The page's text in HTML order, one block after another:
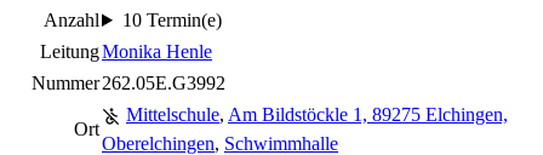
Anzahl
10 Termin(e)
LeitungMonika Henle
Nummer262.05E.G3992
Ort
Mittelschule, Am Bildstöckle 1, 89275 Elchingen,
Oberelchingen, Schwimmhalle